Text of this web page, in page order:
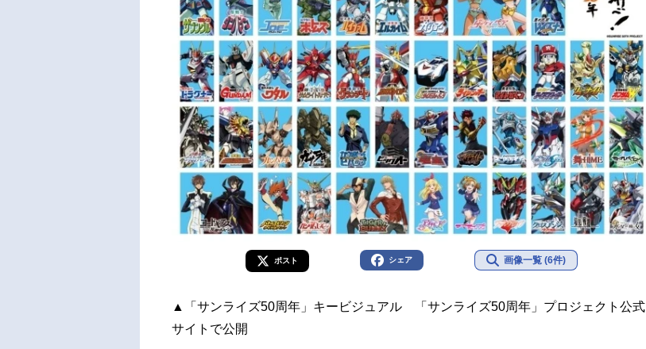
ポスト シェア 画像一覧 (6件)
▲「サンライズ50周年」キービジュアル 「サンライズ50周年」プロジェクト公式
サイトで公開